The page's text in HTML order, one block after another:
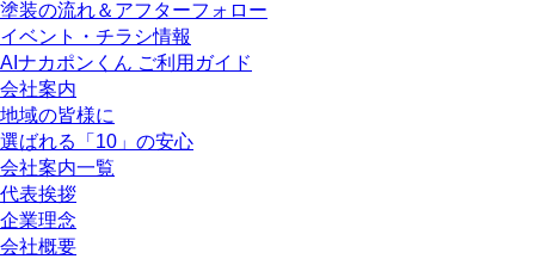
塗装の流れ＆アフターフォロー
イベント・チラシ情報
AIナカポンくん ご利用ガイド
会社案内
地域の皆様に
選ばれる「10」の安心
会社案内一覧
代表挨拶
企業理念
会社概要